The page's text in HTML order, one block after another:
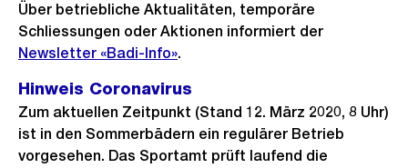
Über betriebliche Aktualitäten, temporäre
Schliessungen oder Aktionen informiert der
Newsletter «Badi-Info».
Hinweis Coronavirus
Zum aktuellen Zeitpunkt (Stand 12. März 2020, 8 Uhr)
ist in den Sommerbädern ein regulärer Betrieb
vorgesehen. Das Sportamt prüft laufend die